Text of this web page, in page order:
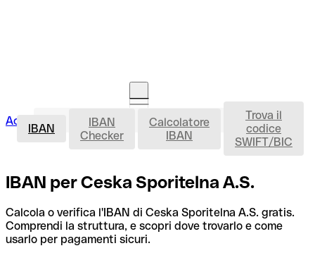
Accedi Avvia la procedura IBAN
IBAN
IBAN
Checker
Calcolatore
IBAN
Trova il
codice
SWIFT/BIC
IBAN per Ceska Sporitelna A.S.
Calcola o verifica l'IBAN di Ceska Sporitelna A.S. gratis.
Comprendi la struttura, e scopri dove trovarlo e come
usarlo per pagamenti sicuri.